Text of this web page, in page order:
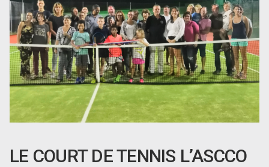
LE COURT DE TENNIS L’ASCCO